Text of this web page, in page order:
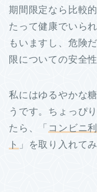
期間限定なら比較
たって健康でいら
もいますし、危険
限についての安全
私にはゆるやかな
うです。ちょっぴ
たら、「 コンビニ
ト
」を取り入れて